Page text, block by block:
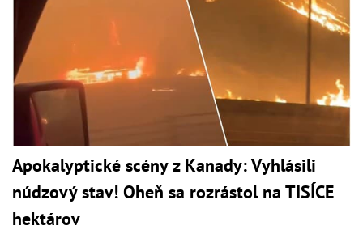
Apokalyptické scény z Kanady: Vyhlásili
núdzový stav! Oheň sa rozrástol na TISÍCE
hektárov